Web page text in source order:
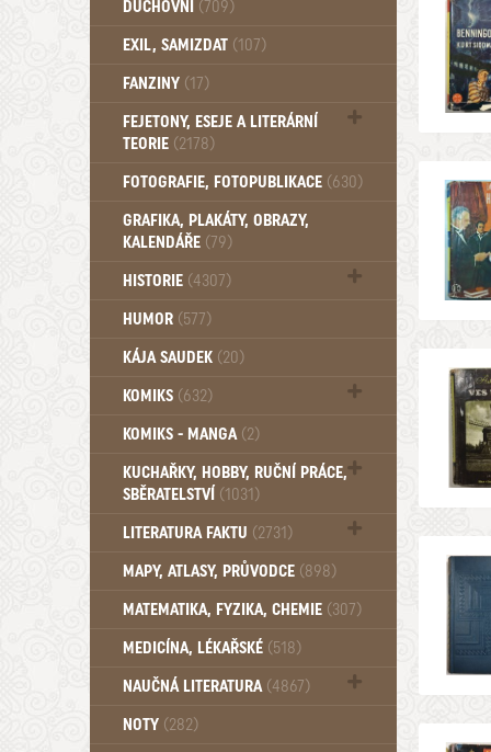
DUCHOVNÍ (709)
Okultismus (110)
EXIL, SAMIZDAT (107)
FANZINY (17)
FEJETONY, ESEJE A LITERÁRNÍ
TEORIE (2178)
Citáty, aforismy, snáře, přísloví,
FOTOGRAFIE, FOTOPUBLIKACE (630)
GRAFIKA, PLAKÁTY, OBRAZY,
KALENDÁŘE (79)
HISTORIE (4307)
Mytologie, Mýty, Báje, Pověsti (203)
HUMOR (577)
KÁJA SAUDEK (20)
KOMIKS (632)
Komiks - Čtyřlístek (234)
KOMIKS - MANGA (2)
KUCHAŘKY, HOBBY, RUČNÍ PRÁCE,
SBĚRATELSTVÍ (1031)
Dům a byt (102)
LITERATURA FAKTU (2731)
Katalogy (503)
MAPY, ATLASY, PRŮVODCE (898)
MATEMATIKA, FYZIKA, CHEMIE (307)
MEDICÍNA, LÉKAŘSKÉ (518)
NAUČNÁ LITERATURA (4867)
Zdraví a zdraví životní styl (510)
NOTY (282)